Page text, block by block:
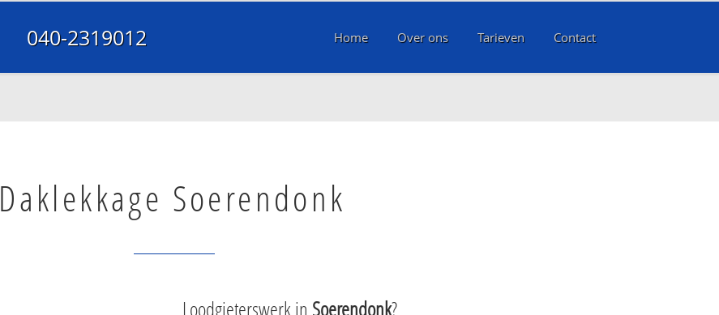
040-2319012 Home Over ons Tarieven Contact
Daklekkage Soerendonk
Loodgieterswerk in Soerendonk?